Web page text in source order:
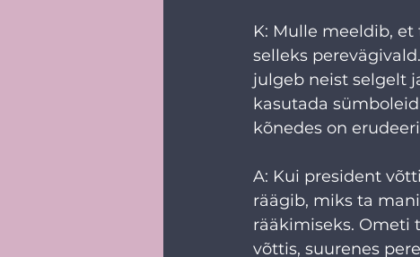
K: Mulle meeldib,
selleks
julgeb neist selgelt
kasutada
kõnedes on
A: Kui president
räägib, miks ta
rääkimiseks. Ometi
võttis, suurenes